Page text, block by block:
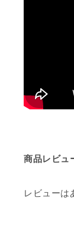
商品レビュ
レビューは